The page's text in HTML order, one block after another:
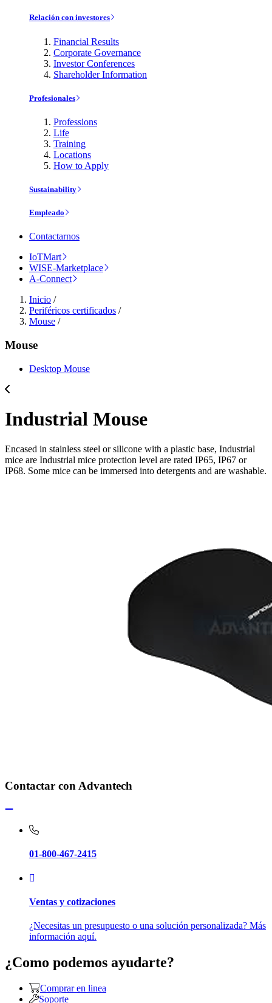
Relación con investores
Financial Results
Corporate Governance
Investor Conferences
Shareholder Information
Profesionales
Professions
Life
Training
Locations
How to Apply
Sustainability
Empleado
Contactarnos
IoTMart
WISE-Marketplace
A-Connect
Inicio /
Periféricos certificados /
Mouse /
Mouse
Desktop Mouse
Industrial Mouse
Encased in stainless steel or silicone with a plastic base, Industrial
mice are Industrial mice protection level are rated IP65, IP67 or
IP68. Some mice can be immersed into detergents and are washable.
Contactar con Advantech
01-800-467-2415
Ventas y cotizaciones
¿Necesitas un presupuesto o una solución personalizada? Más
información aquí.
¿Como podemos ayudarte?
Comprar en linea
Soporte